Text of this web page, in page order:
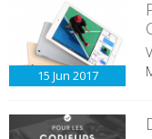
15 Jun 2017